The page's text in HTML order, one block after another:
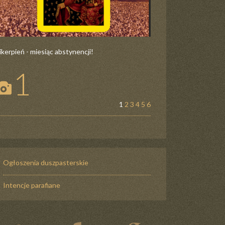
- miesiąc abstynencji!
1
1 2 3 4 5 6
Ogłoszenia duszpasterskie
Intencje parafiane